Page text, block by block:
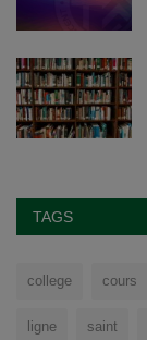
TAGS
college cours
ligne saint